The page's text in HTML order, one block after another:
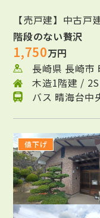
【売戸建】中古戸
階段のない贅沢
1,750万円
長崎県 長崎市
木造1階建 /
バス 晴海台中
値下げ